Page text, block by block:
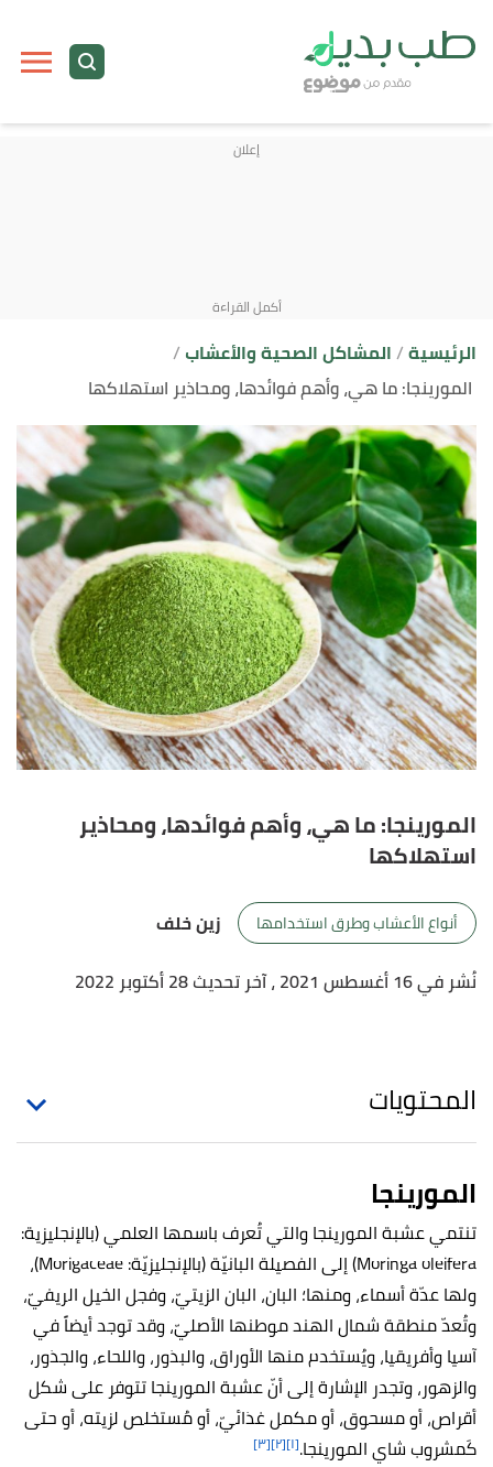
الرئيسية المشاكل الصحية والأعشاب
المورينجا: ما هي، وأهم فوائدها، ومحاذير استهلاكها
المورينجا: ما هي، وأهم فوائدها، ومحاذير
استهلاكها
أنواع الأعشاب وطرق استخدامها
زين خلف
نُشر في 16 أغسطس 2021
، آخر تحديث 28 أكتوبر 2022
المحتويات
المورينجا
تنتمي عشبة المورينجا والتي تُعرف باسمها العلمي (بالإنجليزية:
Moringa oleifera) إلى الفصيلة البانيّة (بالإنجليزيّة: Morigaceae)،
ولها عدّة أسماء، ومنها؛ البان، البان الزيتيّ، وفجل الخيل الريفيّ،
وتُعدّ منطقة شمال الهند موطنها الأصليّ، وقد توجد أيضاً في
آسيا وأفريقيا، ويُستخدم منها الأوراق، والبذور، واللحاء، والجذور،
والزهور، وتجدر الإشارة إلى أنّ عشبة المورينجا تتوفر على شكل
أقراص، أو مسحوق، أو مكمل غذائيّ، أو مُستخلص لزيته، أو حتى
كَمشروب شاي المورينجا.[١] [٢] [٣]